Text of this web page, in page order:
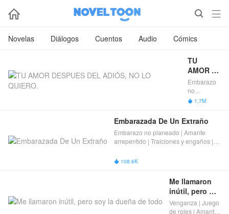
  
Novelas Diálogos Cuentos Audio Cómics
TU
AMOR
DESPUES
DEL
ADIÓS,
QUIERO.
Embarazo
no
planeado |
arreglado |
Amante
arrepentido
| Completas
 1.7M
Embarazada De Un Extraño
Embarazo no planeado | Amante
arrepentido | Traiciones y engaños |
 108.6K
Me llamaron
inútil, pero
soy la dueña
de todo
Venganza | Juego
de roles | Amante